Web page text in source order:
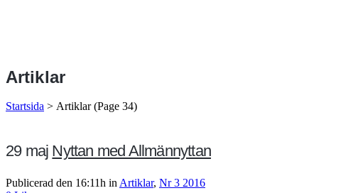
Artiklar
Startsida > Artiklar(Page 34)
29 maj Nyttan med Allmännyttan
Publicerad den 16:11h in Artiklar, Nr 3 2016